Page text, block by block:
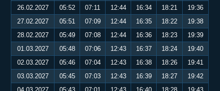
26.02.2027
05:52 07:11 12:44 16:34 18:21
19:36
27.02.2027
05:51 07:09 12:44 16:35 18:22
19:38
28.02.2027
05:49 07:08 12:44 16:36 18:23
19:39
01.03.2027
05:48 07:06 12:43 16:37 18:24
19:40
02.03.2027
05:46 07:04 12:43 16:38 18:26
19:41
03.03.2027
05:45 07:03 12:43 16:39 18:27
19:42